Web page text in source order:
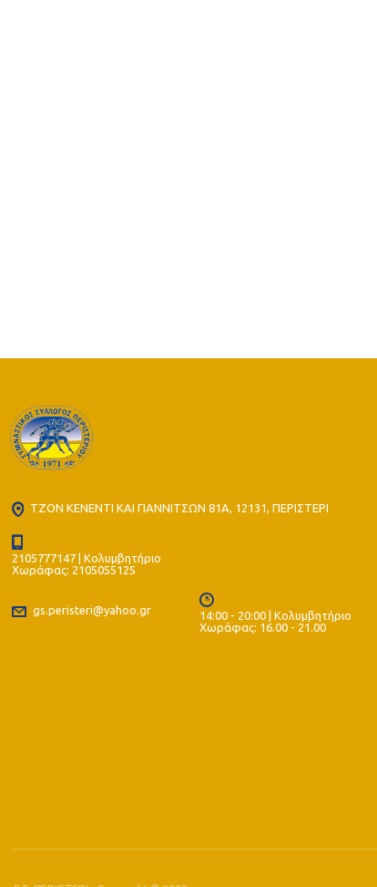
ΤΖΟΝ ΚΕΝΕΝΤΙ ΚΑΙ ΓΙΑΝΝΙΤΣΩΝ 81Α, 12131, ΠΕΡΙΣΤΕΡΙ
2105777147 | Κολυμβητήριο
Χωράφας: 2105055125
gs.peristeri@yahoo.gr
14:00 - 20:00 | Κολυμβητήριο
Χωράφας: 16.00 - 21.00